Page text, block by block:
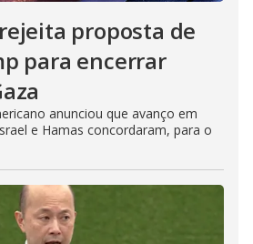
proposta de
para encerrar
anunciou que avanço em
e Hamas concordaram, para o